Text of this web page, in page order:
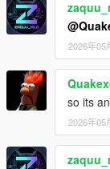
2026年05
so its
2026年05